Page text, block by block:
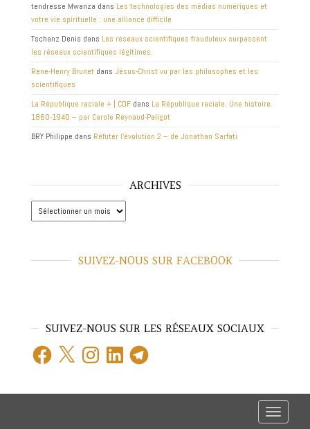
tendresse Mwanza dans Les technologies des médias numériques et
votre vie spirituelle : une alliance difficile
Tschanz Denis dans Les réseaux scientifiques frauduleux surpassent
les réseaux scientifiques légitimes.
Rene-Henry Brunet dans Jésus-Christ vu par les philosophes et les
scientifiques
La République raciale + | CDF dans La République raciale. Une histoire.
1860-1940 – par Carole Reynaud-Paligot
BRY Philippe dans Réfuter l’évolution 2 – de Jonathan Sarfati
ARCHIVES
Archives
SUIVEZ-NOUS SUR FACEBOOK
SUIVEZ-NOUS SUR LES RÉSEAUX SOCIAUX
Facebook InstagramLinkedIn Telegram
T
o